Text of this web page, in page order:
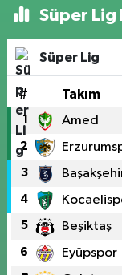
Süper Lig
Süper Lig
# Takım
1 Amed
2
3
4
5 Beşiktaş
6 Eyüpspor